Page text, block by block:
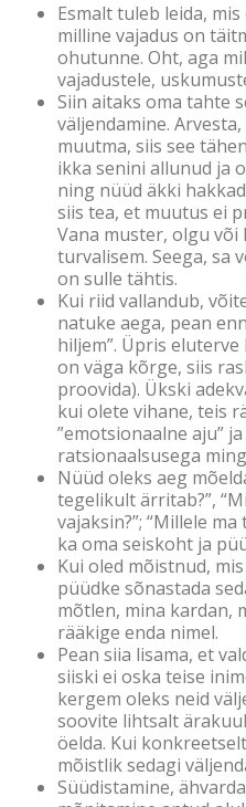
Esmalt tuleb leida,
milline vajadus on
ohutunne. Oht, aga
vajadustele,
Siin aitaks oma tahte
väljendamine.
muutma, siis see
ikka senini allunud ja
ning nüüd äkki
siis tea, et muutus ei
Vana muster, olgu
turvalisem. Seega, sa
on sulle tähtis.
Kui riid vallandub,
natuke aega, pean
hiljem”. Üpris
on väga kõrge, siis
proovida). Ükski
kui olete vihane, teis
”emotsionaalne aju”
ratsionaalsusega
Nüüd oleks aeg
tegelikult ärritab?”,
vajaksin?”; “Millele
ka oma seiskoht ja
Kui oled mõistnud,
püüdke sõnastada
mõtlen, mina kardan,
rääkige enda nimel.
Pean siia lisama, et
siiski ei oska teise
kergem oleks neid
soovite lihtsalt
öelda. Kui
mõistlik sedagi
Süüdistamine,